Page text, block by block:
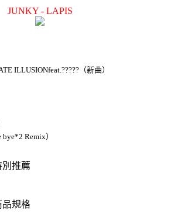
JUNKY - LAPIS
ILLUSIONfeat.?????（新曲）
Remix）
推薦
規格